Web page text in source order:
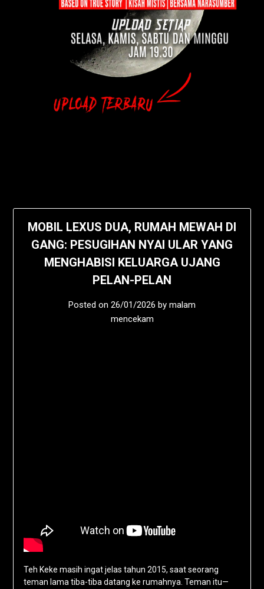
MOBIL LEXUS DUA, RUMAH MEWAH DI
GANG: PESUGIHAN NYAI ULAR YANG
MENGHABISI KELUARGA UJANG
PELAN-PELAN
Posted on 26/01/2026 by malam
mencekam
Teh Keke masih ingat jelas tahun 2015, saat seorang
teman lama tiba-tiba datang ke rumahnya. Teman itu—